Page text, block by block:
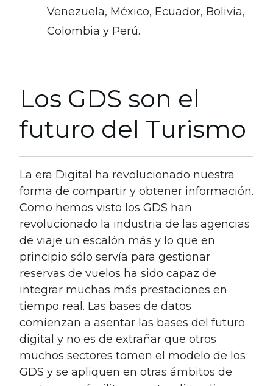
Venezuela, México, Ecuador, Bolivia,
Colombia y Perú.
Los GDS son el
futuro del Turismo
La era Digital ha revolucionado nuestra
forma de compartir y obtener información.
Como hemos visto los GDS han
revolucionado la industria de las agencias
de viaje un escalón más y lo que en
principio sólo servía para gestionar
reservas de vuelos ha sido capaz de
integrar muchas más prestaciones en
tiempo real. Las bases de datos
comienzan a asentar las bases del futuro
digital y no es de extrañar que otros
muchos sectores tomen el modelo de los
GDS y se apliquen en otras ámbitos de